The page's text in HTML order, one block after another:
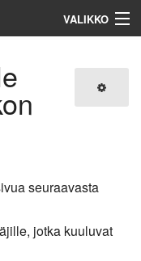
VALIKKO
seuraavasta
jotka kuuluvat